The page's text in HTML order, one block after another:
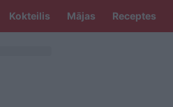
Kokteilis Mājas Receptes